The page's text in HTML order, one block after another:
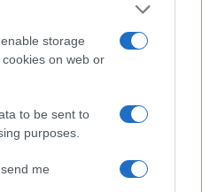
storage
on web or
to be sent to
purposes.
me
che erano già in
ammessi allo
Dovevano
di morire di Covid,
ipertensione, età